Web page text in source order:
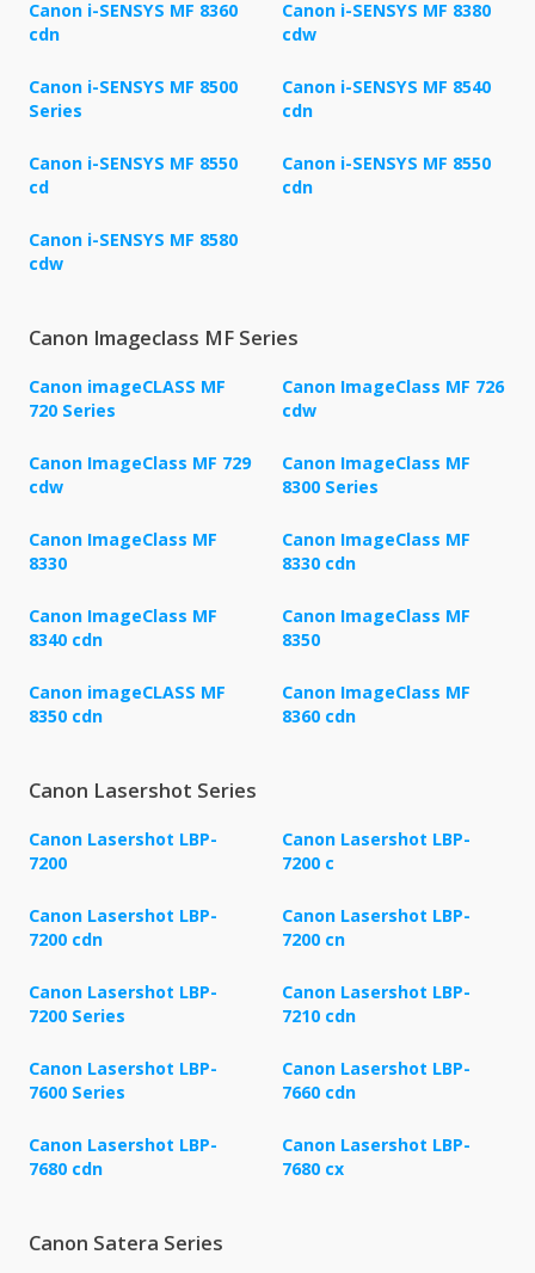
Canon i-SENSYS MF 8360
cdn
Canon i-SENSYS MF 8380
cdw
Canon i-SENSYS MF 8500
Series
Canon i-SENSYS MF 8540
cdn
Canon i-SENSYS MF 8550
cd
Canon i-SENSYS MF 8550
cdn
Canon i-SENSYS MF 8580
cdw
Canon Imageclass MF Series
Canon imageCLASS MF
720 Series
Canon ImageClass MF 726
cdw
Canon ImageClass MF 729
cdw
Canon ImageClass MF
8300 Series
Canon ImageClass MF
8330
Canon ImageClass MF
8330 cdn
Canon ImageClass MF
8340 cdn
Canon ImageClass MF
8350
Canon imageCLASS MF
8350 cdn
Canon ImageClass MF
8360 cdn
Canon Lasershot Series
Canon Lasershot LBP-
7200
Canon Lasershot LBP-
7200 c
Canon Lasershot LBP-
7200 cdn
Canon Lasershot LBP-
7200 cn
Canon Lasershot LBP-
7200 Series
Canon Lasershot LBP-
7210 cdn
Canon Lasershot LBP-
7600 Series
Canon Lasershot LBP-
7660 cdn
Canon Lasershot LBP-
7680 cdn
Canon Lasershot LBP-
7680 cx
Canon Satera Series